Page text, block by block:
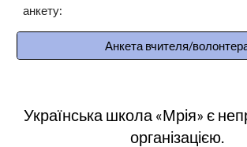
анкету:
Анкета вчителя/
Українська школа «Мрія» є
організацією.